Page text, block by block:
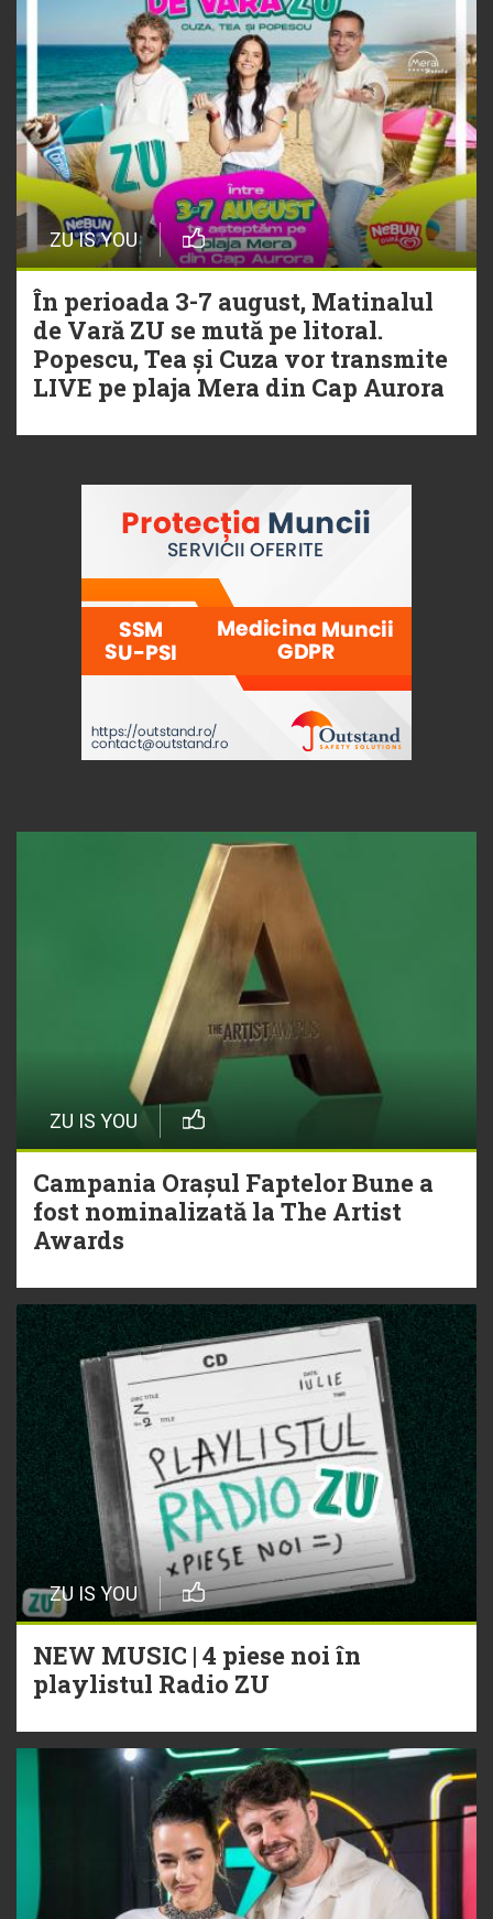
ZU IS YOU
În perioada 3-7 august, Matinalul
de Vară ZU se mută pe litoral.
Popescu, Tea și Cuza vor transmite
LIVE pe plaja Mera din Cap Aurora
ZU IS YOU
Campania Orașul Faptelor Bune a
fost nominalizată la The Artist
Awards
ZU IS YOU
NEW MUSIC | 4 piese noi în
playlistul Radio ZU